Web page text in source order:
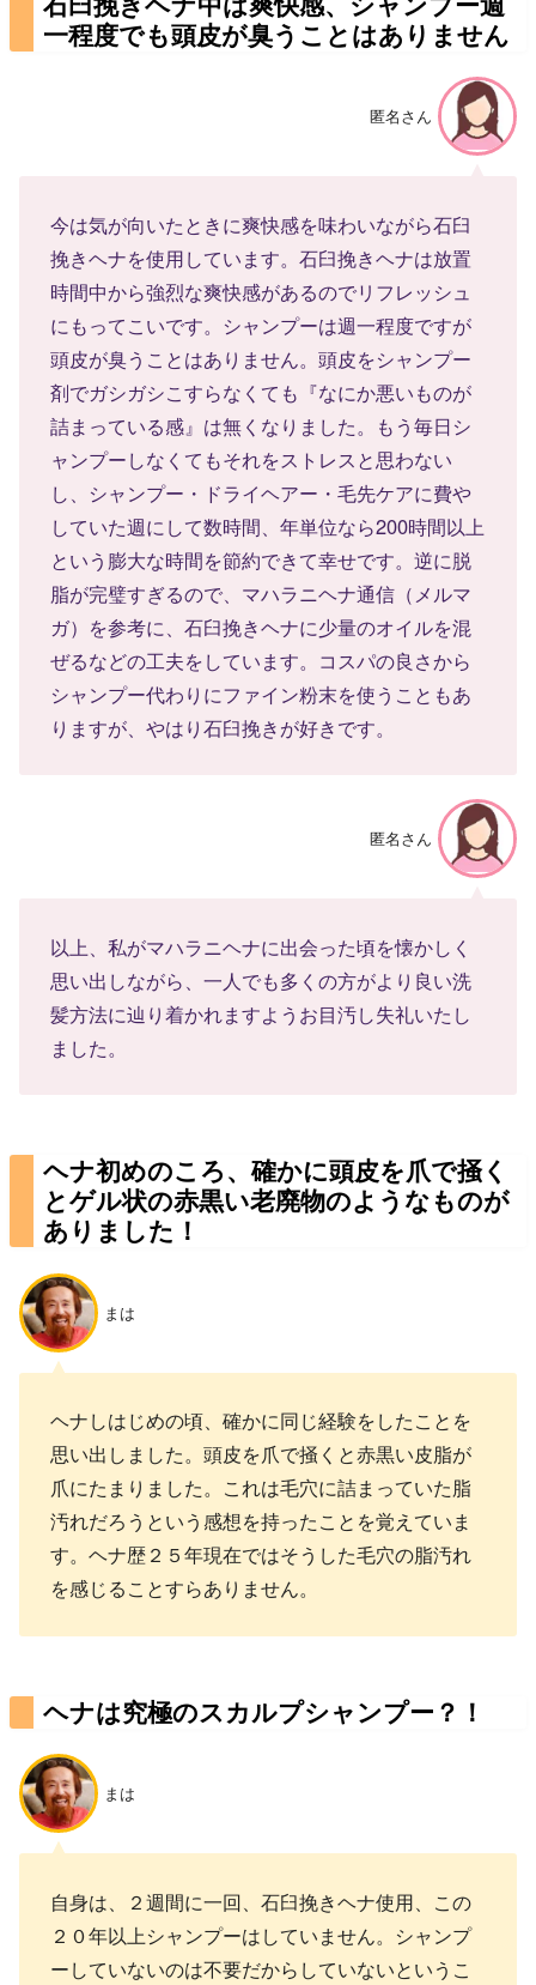
一程度でも頭皮が臭うことはありません
匿名さん
今は気が向いたときに爽快感を味わいながら石臼
挽きヘナを使用しています。石臼挽きヘナは放置
時間中から強烈な爽快感があるのでリフレッシュ
にもってこいです。シャンプーは週一程度ですが
頭皮が臭うことはありません。頭皮をシャンプー
剤でガシガシこすらなくても『なにか悪いものが
詰まっている感』は無くなりました。もう毎日シ
ャンプーしなくてもそれをストレスと思わない
し、シャンプー・ドライヘアー・毛先ケアに費や
していた週にして数時間、年単位なら200時間以上
という膨大な時間を節約できて幸せです。逆に脱
脂が完璧すぎるので、マハラニヘナ通信（メルマ
ガ）を参考に、石臼挽きヘナに少量のオイルを混
ぜるなどの工夫をしています。コスパの良さから
シャンプー代わりにファイン粉末を使うこともあ
りますが、やはり石臼挽きが好きです。
匿名さん
以上、私がマハラニヘナに出会った頃を懐かしく
思い出しながら、一人でも多くの方がより良い洗
髪方法に辿り着かれますようお目汚し失礼いたし
ました。
ヘナ初めのころ、確かに頭皮を爪で掻く
とゲル状の赤黒い老廃物のようなものが
ありました！
まは
ヘナしはじめの頃、確かに同じ経験をしたことを
思い出しました。頭皮を爪で掻くと赤黒い皮脂が
爪にたまりました。これは毛穴に詰まっていた脂
汚れだろうという感想を持ったことを覚えていま
す。ヘナ歴２５年現在ではそうした毛穴の脂汚れ
を感じることすらありません。
ヘナは究極のスカルプシャンプー？！
まは
自身は、２週間に一回、石臼挽きヘナ使用、この
２０年以上シャンプーはしていません。シャンプ
ーしていないのは不要だからしていないというこ